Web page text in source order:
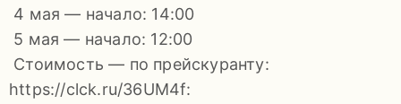
Заявление
4 мая — начало: 14:00
5 мая — начало: 12:00
Стоимость — по прейскуранту:
https://clck.ru/36UM4f: